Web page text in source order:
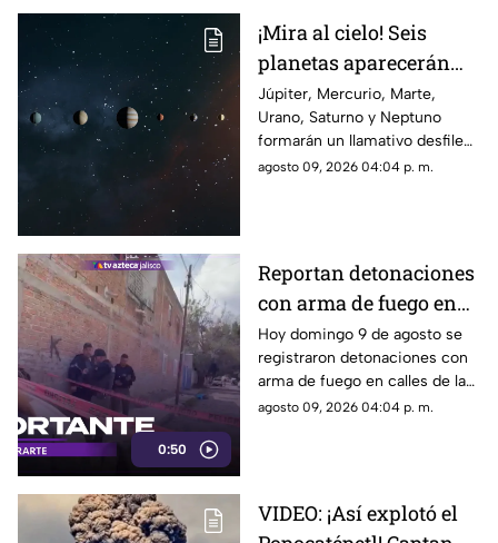
¡Mira al cielo! Seis
planetas aparecerán
juntos el 12 de agosto
Júpiter, Mercurio, Marte,
Urano, Saturno y Neptuno
formarán un llamativo desfile
planetario durante las primeras
agosto 09, 2026 04:04 p. m.
0:50
Reportan detonaciones
con arma de fuego en
Tlaquepaque; hay un
hombre muerto
Hoy domingo 9 de agosto se
registraron detonaciones con
arma de fuego en calles de la
colonia El Campesino en
agosto 09, 2026 04:04 p. m.
VIDEO: ¡Así explotó el